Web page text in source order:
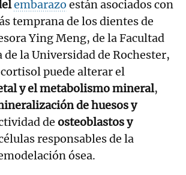
embarazo están asociados con
temprana de los dientes de
Ying Meng, de la Facultad
la Universidad de Rochester,
puede alterar el
y el metabolismo mineral,
de huesos y
de osteoblastos y
responsables de la
ósea.